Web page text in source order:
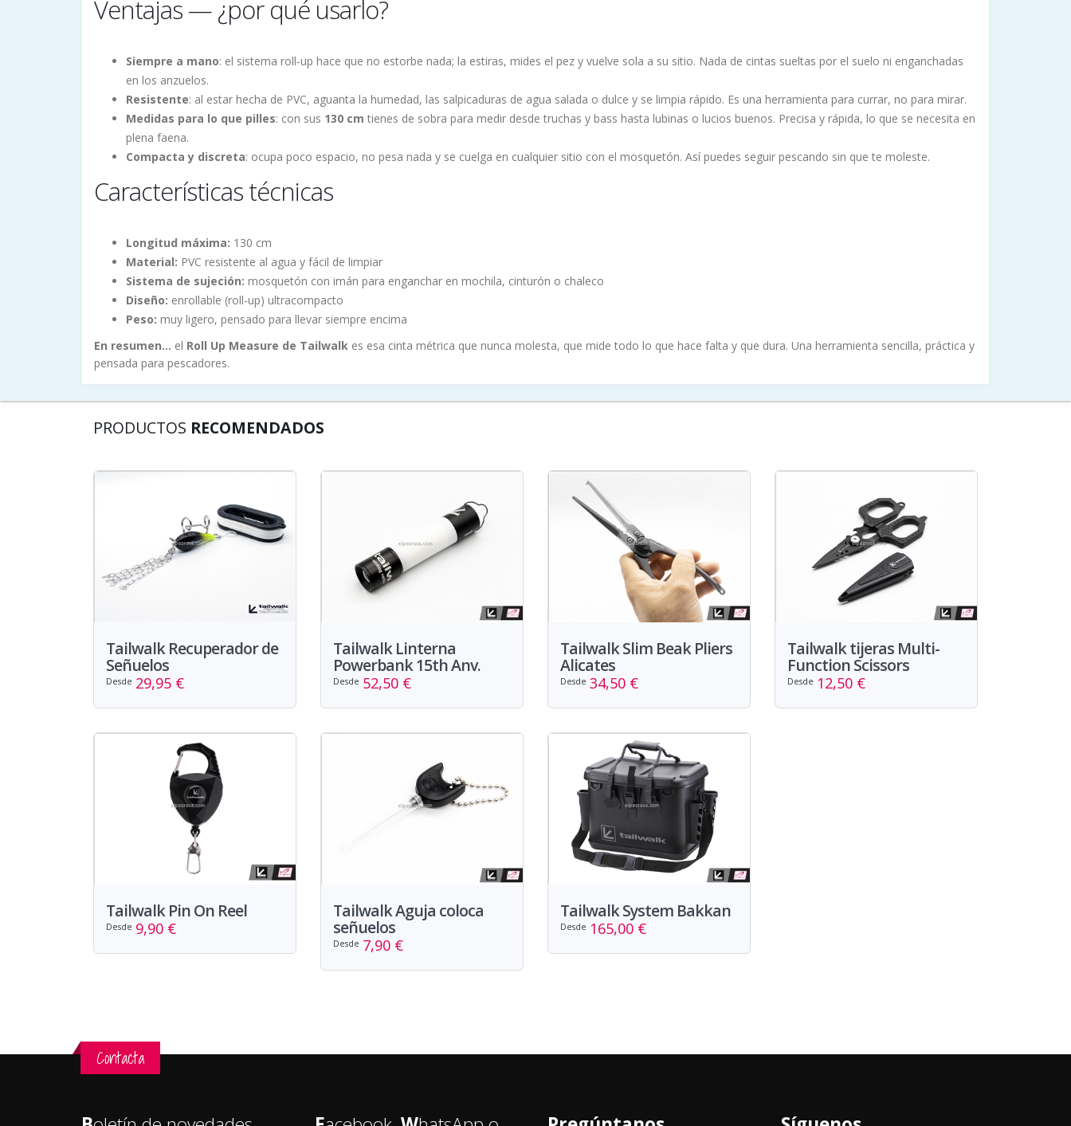
Ventajas — ¿por qué usarlo?
Siempre a mano: el sistema roll-up hace que no estorbe nada; la estiras, mides el pez y vuelve sola a su sitio. Nada de cintas sueltas por el suelo ni enganchadas
en los anzuelos.
Resistente: al estar hecha de PVC, aguanta la humedad, las salpicaduras de agua salada o dulce y se limpia rápido. Es una herramienta para currar, no para mirar.
Medidas para lo que pilles: con sus 130 cm tienes de sobra para medir desde truchas y bass hasta lubinas o lucios buenos. Precisa y rápida, lo que se necesita en
plena faena.
Compacta y discreta: ocupa poco espacio, no pesa nada y se cuelga en cualquier sitio con el mosquetón. Así puedes seguir pescando sin que te moleste.
Características técnicas
Longitud máxima: 130 cm
Material: PVC resistente al agua y fácil de limpiar
Sistema de sujeción: mosquetón con imán para enganchar en mochila, cinturón o chaleco
Diseño: enrollable (roll-up) ultracompacto
Peso: muy ligero, pensado para llevar siempre encima
En resumen... el Roll Up Measure de Tailwalk es esa cinta métrica que nunca molesta, que mide todo lo que hace falta y que dura. Una herramienta sencilla, práctica y
pensada para pescadores.
PRODUCTOS RECOMENDADOS
Tailwalk Recuperador de
Señuelos
Desde 29,95 €
Tailwalk Linterna
Powerbank 15th Anv.
Desde 52,50 €
Tailwalk Slim Beak Pliers
Alicates
Desde 34,50 €
Tailwalk tijeras Multi-
Function Scissors
Desde 12,50 €
Tailwalk Pin On Reel
Desde 9,90 €
Tailwalk Aguja coloca
señuelos
Desde 7,90 €
Tailwalk System Bakkan
Desde 165,00 €
Contacta